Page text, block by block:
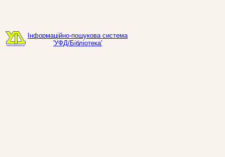
Інформаційно-пошукова система
'УФД/Бібліотека'